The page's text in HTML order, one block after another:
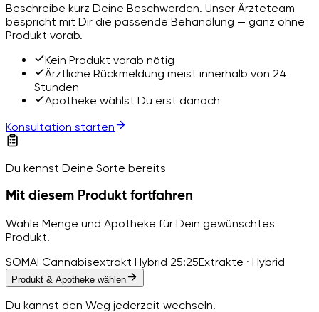
Beschreibe kurz Deine Beschwerden. Unser Ärzteteam
bespricht mit Dir die passende Behandlung — ganz ohne
Produkt vorab.
Kein Produkt vorab nötig
Ärztliche Rückmeldung meist innerhalb von 24
Stunden
Apotheke wählst Du erst danach
Konsultation starten
Du kennst Deine Sorte bereits
Mit diesem Produkt fortfahren
Wähle Menge und Apotheke für Dein gewünschtes
Produkt.
SOMAI Cannabisextrakt Hybrid 25:25Extrakte · Hybrid
Produkt & Apotheke wählen
Du kannst den Weg jederzeit wechseln.